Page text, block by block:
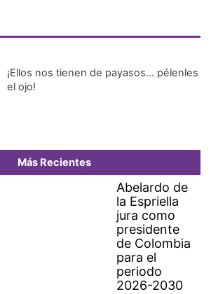
¡Ellos nos tienen de payasos… pélenles
el ojo!
Más Recientes
Abelardo de
la Espriella
jura como
presidente
de Colombia
para el
periodo
2026-2030